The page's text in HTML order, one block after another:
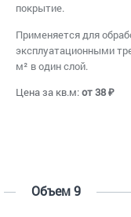
покрытие.
Применяется для
эксплуатационными
м² в один слой.
Цена за кв.м:от 38 ₽
Объем 9